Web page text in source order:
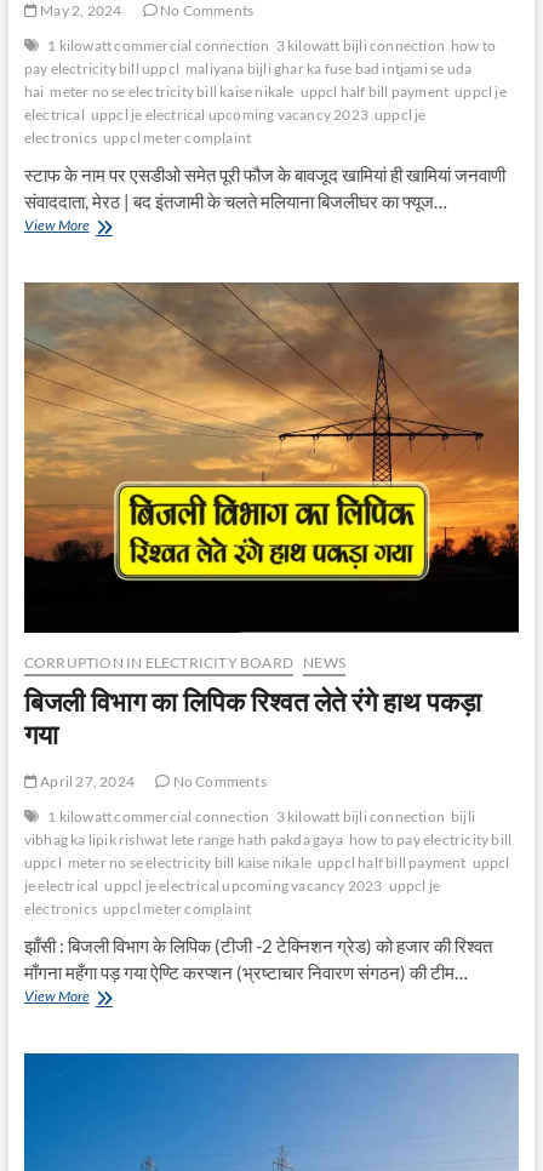
May 2, 2024
No Comments
1 kilowatt commercial connection 3 kilowatt bijli connection how to
pay electricity bill uppcl maliyana bijli ghar ka fuse bad intjami se uda
hai meter no se electricity bill kaise nikale uppcl half bill payment uppcl je
electrical uppcl je electrical upcoming vacancy 2023 uppcl je
electronics uppcl meter complaint
स्टाफ के नाम पर एसडीओ समेत पूरी फौज के बावजूद खामियां ही खामियां जनवाणी
संवाददाता, मेरठ | बद इंतजामी के चलते मलियाना बिजलीघर का फ्यूज…
View Moreमलियाना
फ्यूज
इंतजामी
उड़ा
है
CORRUPTION IN ELECTRICITY BOARD NEWS
बिजली विभाग का लिपिक रिश्वत लेते रंगे हाथ पकड़ा
गया
April 27, 2024
No Comments
1 kilowatt commercial connection 3 kilowatt bijli connection bijli
vibhag ka lipik rishwat lete range hath pakda gaya how to pay electricity bill
uppcl meter no se electricity bill kaise nikale uppcl half bill payment uppcl
je electrical uppcl je electrical upcoming vacancy 2023 uppcl je
electronics uppcl meter complaint
झाँसी : बिजली विभाग के लिपिक (टीजी -2 टेक्निशन ग्रेड) को हजार की रिश्वत
माँगना महँगा पड़ गया ऐण्टि करप्शन (भ्रष्टाचार निवारण संगठन) की टीम…
View Moreबिजली